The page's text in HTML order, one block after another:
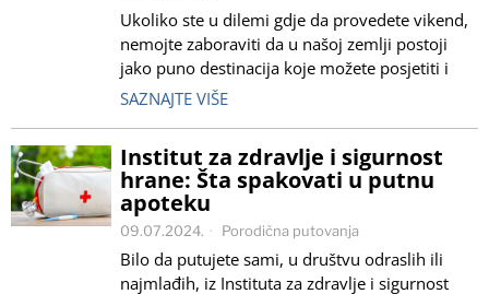
Ukoliko ste u dilemi gdje da provedete vikend,
nemojte zaboraviti da u našoj zemlji postoji
jako puno destinacija koje možete posjetiti i
SAZNAJTE VIŠE
Institut za zdravlje i sigurnost
hrane: Šta spakovati u putnu
apoteku
09.07.2024. Porodična putovanja
Bilo da putujete sami, u društvu odraslih ili
najmlađih, iz Instituta za zdravlje i sigurnost